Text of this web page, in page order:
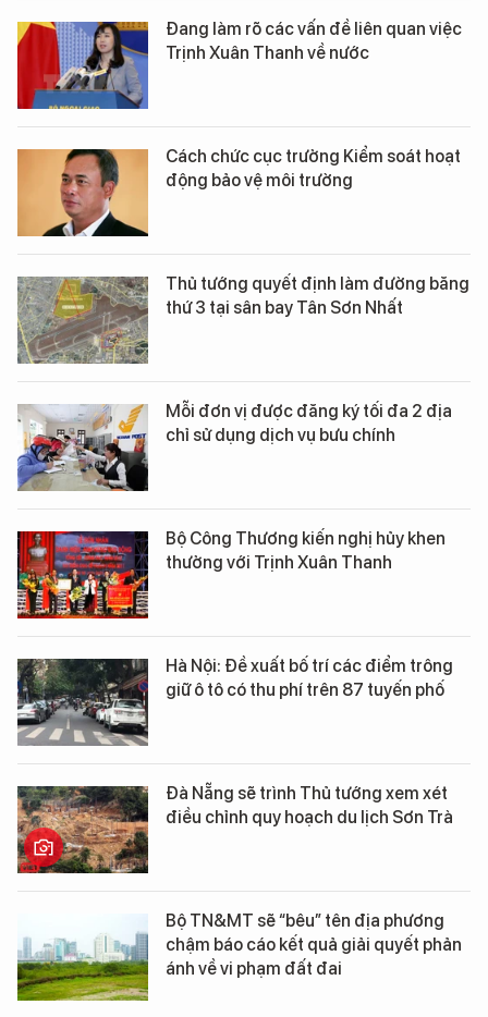
Đang làm rõ các vấn đề liên quan việc
Trịnh Xuân Thanh về nước
Cách chức cục trưởng Kiểm soát hoạt
động bảo vệ môi trường
Thủ tướng quyết định làm đường băng
thứ 3 tại sân bay Tân Sơn Nhất
Mỗi đơn vị được đăng ký tối đa 2 địa
chỉ sử dụng dịch vụ bưu chính
Bộ Công Thương kiến nghị hủy khen
thưởng với Trịnh Xuân Thanh
Hà Nội: Đề xuất bố trí các điểm trông
giữ ô tô có thu phí trên 87 tuyến phố
Đà Nẵng sẽ trình Thủ tướng xem xét
điều chỉnh quy hoạch du lịch Sơn Trà
Bộ TN&MT sẽ “bêu” tên địa phương
chậm báo cáo kết quả giải quyết phản
ánh về vi phạm đất đai